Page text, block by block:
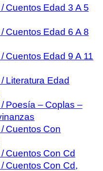
Cuentos Edad 3 A 5
Cuentos Edad 6 A 8
Cuentos Edad 9 A 11
Literatura Edad
Poesía – Coplas –
Cuentos Con
Cuentos Con Cd
Cuentos Con Cd,